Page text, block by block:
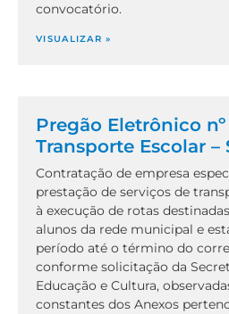
convocatório.
VISUALIZAR »
Pregão Eletrônico nº
Transporte Escolar –
Contratação de empresa
prestação de serviços de
à execução de rotas
alunos da rede municipal e
período até o término do
conforme solicitação da
Educação e Cultura,
constantes dos Anexos